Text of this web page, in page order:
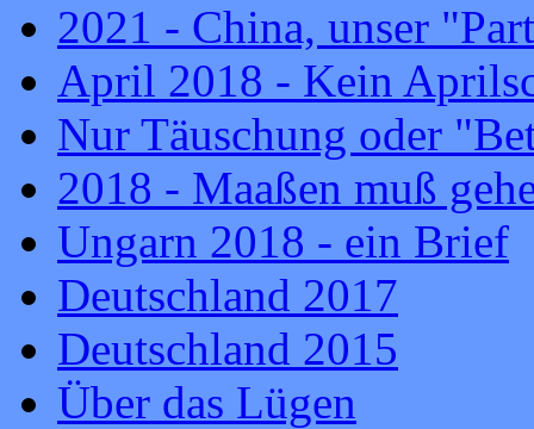
2021 - China, unser
April 2018 - Kein
Nur Täuschung oder
2018 - Maaßen muß
Ungarn 2018 - ein Brief
Deutschland 2017
Deutschland 2015
Über das Lügen